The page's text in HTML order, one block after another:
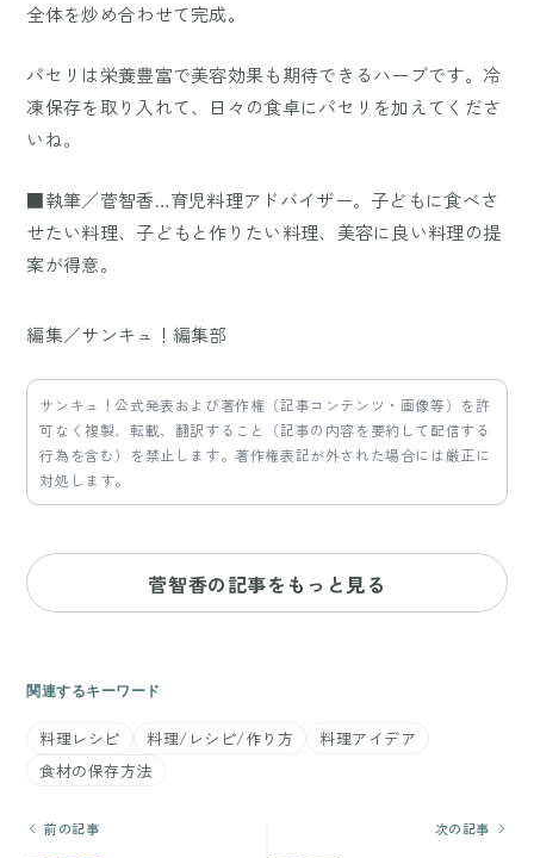
全体を炒め合わせて完成。
パセリは栄養豊富で美容効果も期待できるハーブです。冷
凍保存を取り入れて、日々の食卓にパセリを加えてくださ
いね。
■執筆／菅智香…育児料理アドバイザー。子どもに食べさ
せたい料理、子どもと作りたい料理、美容に良い料理の提
案が得意。
編集／サンキュ！編集部
サンキュ！公式発表および著作権（記事コンテンツ・画像等）を許
可なく複製、転載、翻訳すること（記事の内容を要約して配信する
行為を含む）を禁止します。著作権表記が外された場合には厳正に
対処します。
菅智香の記事をもっと見る
関連するキーワード
料理レシピ 料理/レシピ/作り方
料理アイデア
食材の保存方法
前の記事 次の記事